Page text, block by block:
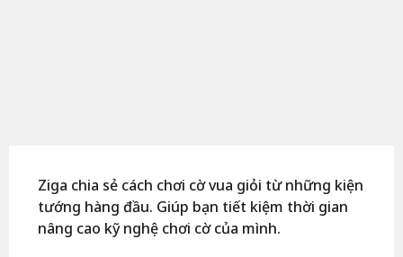
Ziga chia sẻ cách chơi cờ vua giỏi từ những kiện
tướng hàng đầu. Giúp bạn tiết kiệm thời gian
nâng cao kỹ nghệ chơi cờ của mình.